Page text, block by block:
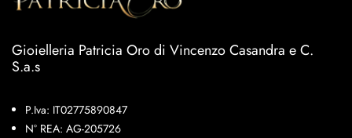
Gioielleria Patricia Oro di Vincenzo Casandra e C.
S.a.s
P.Iva: IT02775890847
N° REA: AG-205726